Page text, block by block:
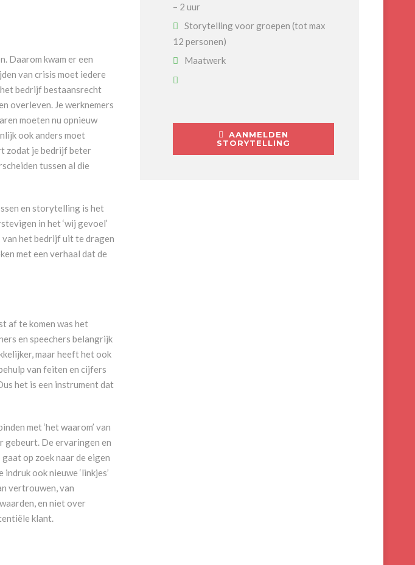
Daarom kwam er een
van crisis moet iedere
bedrijf bestaansrecht
overleven. Je werknemers
moeten nu opnieuw
ook anders moet
zodat je bedrijf beter
tussen al die
en storytelling is het
in het ‘wij gevoel’
van het bedrijf uit te dragen
met een verhaal dat de
af te komen was het
en speechers belangrijk
maar heeft het ook
van feiten en cijfers
het is een instrument dat
met ‘het waarom’ van
gebeurt. De ervaringen en
op zoek naar de eigen
ook nieuwe ‘linkjes’
vertrouwen, van
en niet over
klant.
– 2 uur
Storytelling voor groepen (tot max
12 personen)
Maatwerk
AANMELDEN
STORYTELLING